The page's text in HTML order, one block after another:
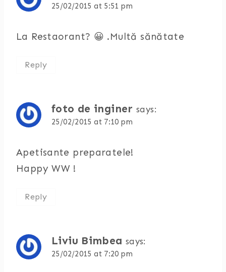
25/02/2015 at 5:51 pm
La Restaorant? 😀 .Multă sănătate
Reply
foto de inginer says:
25/02/2015 at 7:10 pm
Apetisante preparatele!
Happy WW !
Reply
Liviu Bimbea says:
25/02/2015 at 7:20 pm